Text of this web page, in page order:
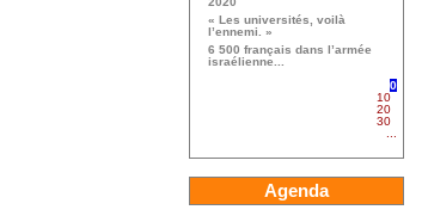
« Les universités, voilà
l’ennemi. »
6 500 français dans l’armée
israélienne...
0
10
20
30
Agenda